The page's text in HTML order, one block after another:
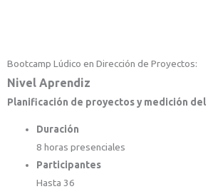
Bootcamp Lúdico en Dirección de Proyectos:
Nivel Aprendiz
Planificación de proyectos y medición
Duración
8 horas presenciales
Participantes
Hasta 36